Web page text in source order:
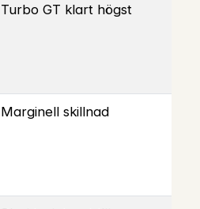
Turbo GT klart högst
Marginell skillnad